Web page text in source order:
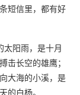
短信里，都有好
太阳雨，是十月
击长空的雄鹰；
大海的小溪，是
的白杨。